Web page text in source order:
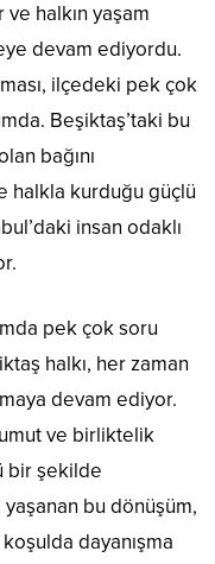
halkın yaşam
devam ediyordu.
ilçedeki pek çok
Beşiktaş’taki bu
bağını
halkla kurduğu güçlü
insan odaklı
pek çok soru
halkı, her zaman
devam ediyor.
ve birliktelik
bir şekilde
bu dönüşüm,
dayanışma